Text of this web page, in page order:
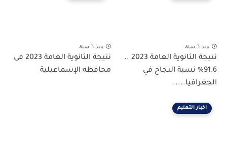
منذ 3 سنة
نتيجة الثانوية العامة 2023 ..
91.6%؜ نسبة النجاح في
الجغرافيا.....
منذ 3 سنة
نتيجة الثانوية العامة 2023 فى
محافظه الإسماعيلية
اخبار التعليم